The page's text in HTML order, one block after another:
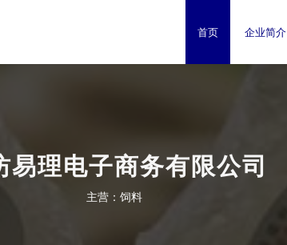
首页 企业简介
易理电子商务有限公司
主营：饲料